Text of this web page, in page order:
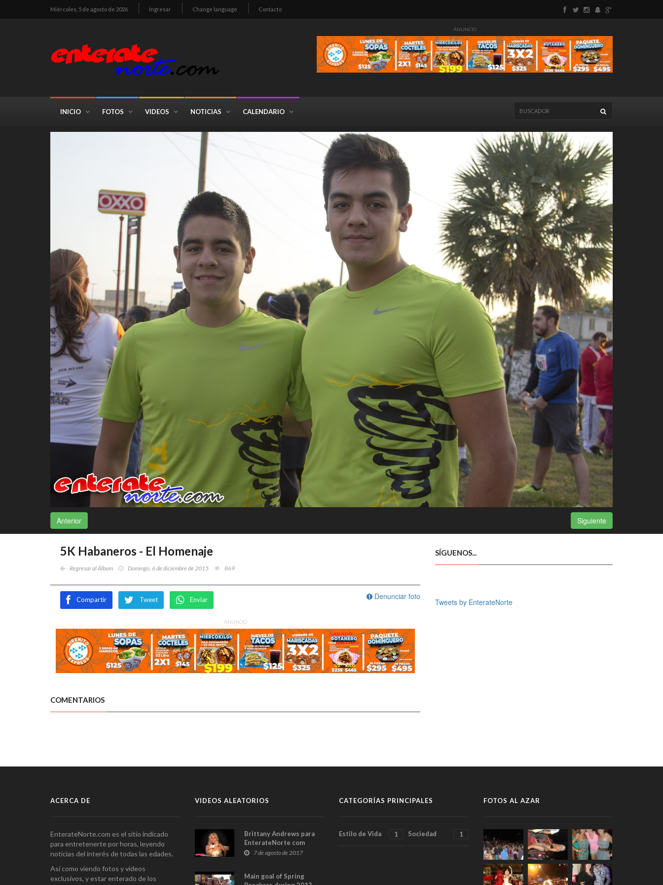
Miércoles, 5 de agosto de 2026 Ingresar Change language Contacto
ANUNCIO
INICIO FOTOS VIDEOS NOTICIAS CALENDARIO
Anterior Siguiente
5K Habaneros - El Homenaje
Regresar al Álbum Domingo, 6 de diciembre de 2015 869
Denunciar foto
Compartir Tweet Enviar
ANUNCIO
COMENTARIOS
SÍGUENOS...
Tweets by EnterateNorte
ACERCA DE
EnterateNorte.com es el sitio indicado
para entretenerte por horas, leyendo
noticias del interés de todas las edades.
Así como viendo fotos y videos
exclusivos, y estar enterado de los
VIDEOS ALEATORIOS
Brittany Andrews para
EnterateNorte com
7 de agosto de 2017
Main goal of Spring
CATEGORÍAS PRINCIPALES
Estilo de Vida 1 Sociedad 1
FOTOS AL AZAR